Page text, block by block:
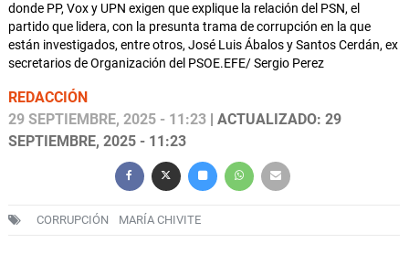
donde PP, Vox y UPN exigen que explique la relación del PSN, el
partido que lidera, con la presunta trama de corrupción en la que
están investigados, entre otros, José Luis Ábalos y Santos Cerdán, ex
secretarios de Organización del PSOE.EFE/ Sergio Perez
REDACCIÓN
29 SEPTIEMBRE, 2025 - 11:23 | ACTUALIZADO: 29
SEPTIEMBRE, 2025 - 11:23
CORRUPCIÓN MARÍA CHIVITE